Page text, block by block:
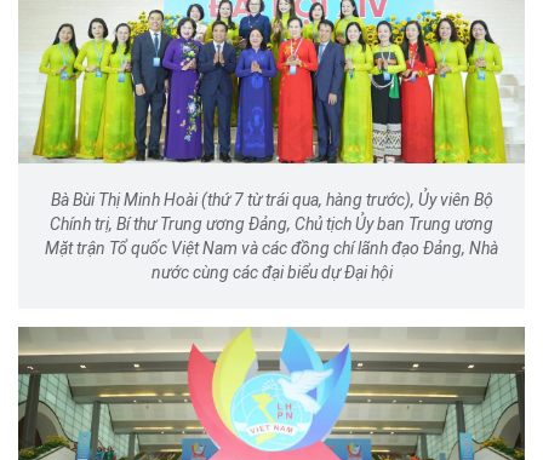
Bà Bùi Thị Minh Hoài (thứ 7 từ trái qua, hàng trước), Ủy viên Bộ
Chính trị, Bí thư Trung ương Đảng, Chủ tịch Ủy ban Trung ương
Mặt trận Tổ quốc Việt Nam và các đồng chí lãnh đạo Đảng, Nhà
nước cùng các đại biểu dự Đại hội